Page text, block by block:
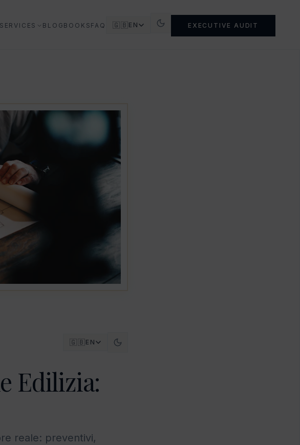
SERVICES BLOG BOOKS FAQ 🇬🇧EN EXECUTIVE AUDIT
🇬🇧EN
Edilizia:
reale: preventivi,